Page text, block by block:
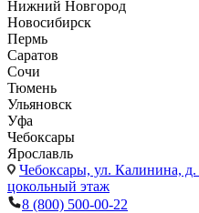
Нижний Новгород
Новосибирск
Пермь
Саратов
Сочи
Тюмень
Ульяновск
Уфа
Чебоксары
Ярославль
Чебоксары, ул. Калинина,
цокольный этаж
8 (800) 500-00-22